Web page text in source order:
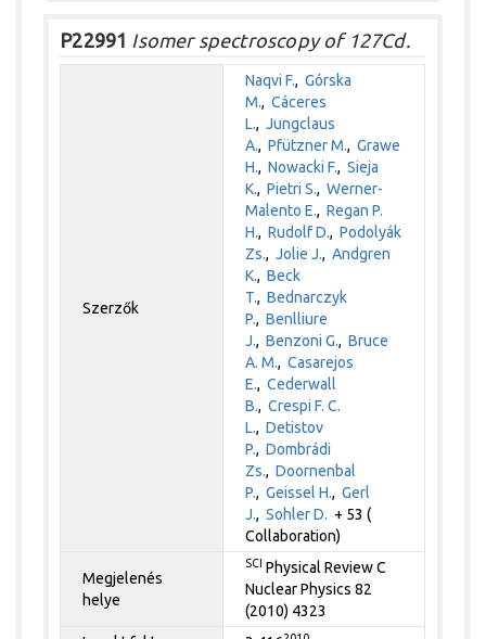
P22991 Isomer spectroscopy of 127Cd.
Szerzők
Naqvi F.,Górska
M.,Cáceres
L.,Jungclaus
A.,Pfützner M.,Grawe
H.,Nowacki F.,Sieja
K.,Pietri S.,Werner-
Malento E.,Regan P.
H.,Rudolf D.,Podolyák
Zs.,Jolie J.,Andgren
K.,Beck
T.,Bednarczyk
P.,Benlliure
J.,Benzoni G.,Bruce
A. M.,Casarejos
E.,Cederwall
B.,Crespi F. C.
L.,Detistov
P.,Dombrádi
Zs.,Doornenbal
P.,Geissel H.,Gerl
J.,Sohler D. + 53 (
Collaboration)
Megjelenés
helye
SCI Physical Review C
Nuclear Physics 82
(2010) 4323